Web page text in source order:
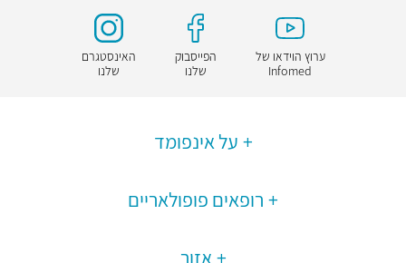
ערוץ הוידאו של
Infomed
הפייסבוק
שלנו
האינסטגרם
שלנו
על אינפומד
רופאים פופולאריים
אזור